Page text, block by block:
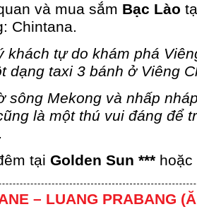
và mua sắm Bạc Lào
Chintana.
khách tự do khám phá
dạng taxi 3 bánh ở Viêng
sông Mekong và nhấp
là một thú vui đáng để
tại Golden Sun ***
– LUANG PRABANG